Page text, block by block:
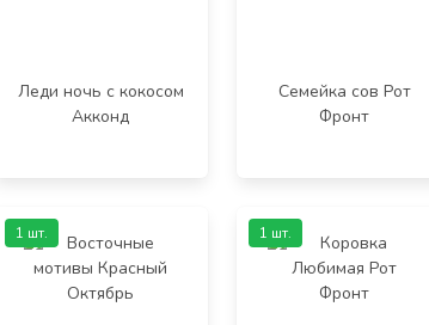
Леди ночь с кокосом
Акконд
Семейка сов Рот
Фронт
1 шт. 1 шт.